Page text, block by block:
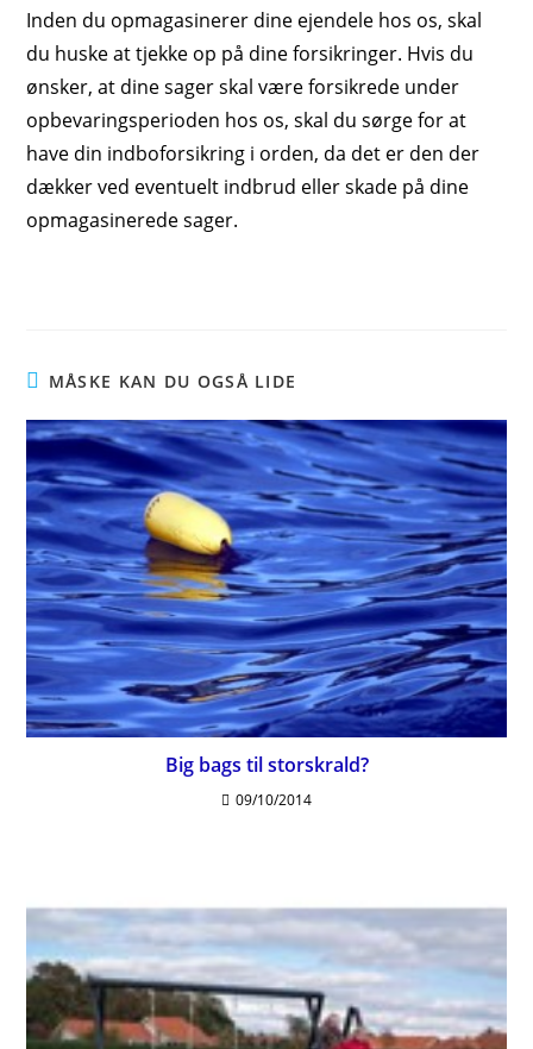
Inden du opmagasinerer dine ejendele hos os, skal
du huske at tjekke op på dine forsikringer. Hvis du
ønsker, at dine sager skal være forsikrede under
opbevaringsperioden hos os, skal du sørge for at
have din indboforsikring i orden, da det er den der
dækker ved eventuelt indbrud eller skade på dine
opmagasinerede sager.
MÅSKE KAN DU OGSÅ LIDE
Big bags til storskrald?
09/10/2014